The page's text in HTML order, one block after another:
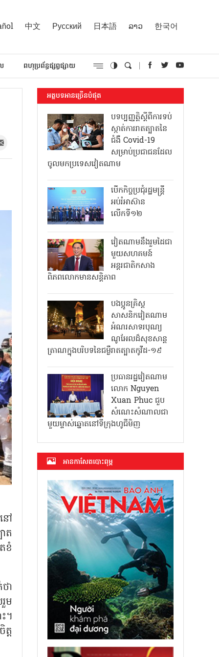
中文 Русский 日本語 ລາວ 한국어
ពហុប្រព័ន្ធផ្សព្វផ្សាយ
ៅ
ត
ខំ
ា
ម
។
ត
អត្ថបទអានច្រើនបំផុត
បទប្បញ្ញត្តិស្តីពីការទប់
ស្កាត់ការរាតត្បាតនៃ
ជំងឺ Covid-19
សម្រាប់ប្រជាជនដែល
ចូលមកប្រទេសវៀតណាម
បើកកិច្ចប្រជុំរដ្ឋមន្ត្រី
អប់រំអាស៊ាន
លើកទី១២
វៀតណាមនឹងរួមដៃជា
មួយសហគមន៍
អន្តរជាតិកសាង
ពិភពលោកមានសន្តិភាព
បងប្អូនគ្រិស្ត
សាសនិកវៀតណាម
អំណរសាទរបុណ្យ
ណូអែលដ៏សុខសាន្ត
ត្រាណក្នុងបរិបទនៃជម្ងឺរាតត្បាតកូវីដ-១៩
ប្រធានរដ្ឋវៀតណាម
លោក Nguyen
Xuan Phuc ជួប
សំណេះសំណាលជា
មួយម្ចាស់ឆ្នោតនៅទីក្រុងហូជីមិញ
អាន​កាសែត​បោះពុម្ភ